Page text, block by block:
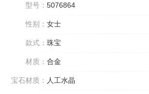
型号： 5076864
性别： 女士
款式： 珠宝
材质： 合金
宝石材质： 人工水晶